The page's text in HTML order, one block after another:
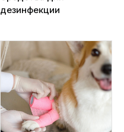
дезинфекции